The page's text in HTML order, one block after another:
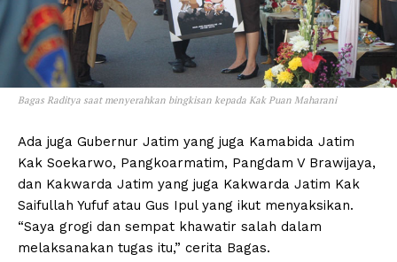
Bagas Raditya saat menyerahkan bingkisan kepada Kak Puan Maharani
Ada juga Gubernur Jatim yang juga Kamabida Jatim
Kak Soekarwo, Pangkoarmatim, Pangdam V Brawijaya,
dan Kakwarda Jatim yang juga Kakwarda Jatim Kak
Saifullah Yufuf atau Gus Ipul yang ikut menyaksikan.
“Saya grogi dan sempat khawatir salah dalam
melaksanakan tugas itu,” cerita Bagas.